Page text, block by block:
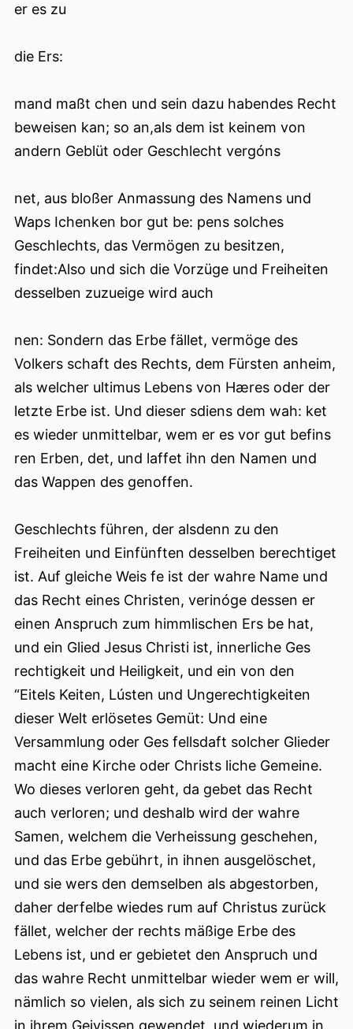
er es zu
die Ers:
mand maßt chen und sein dazu habendes Recht
beweisen kan; so an,als dem ist keinem von
andern Geblüt oder Geschlecht vergóns
net, aus bloßer Anmassung des Namens und
Waps Ichenken bor gut be: pens solches
Geschlechts, das Vermögen zu besitzen,
findet:Also und sich die Vorzüge und Freiheiten
desselben zuzueige wird auch
nen: Sondern das Erbe fället, vermöge des
Volkers schaft des Rechts, dem Fürsten anheim,
als welcher ultimus Lebens von Hæres oder der
letzte Erbe ist. Und dieser sdiens dem wah: ket
es wieder unmittelbar, wem er es vor gut befins
ren Erben, det, und laffet ihn den Namen und
das Wappen des genoffen.
Geschlechts führen, der alsdenn zu den
Freiheiten und Einfünften desselben berechtiget
ist. Auf gleiche Weis fe ist der wahre Name und
das Recht eines Christen, verinóge dessen er
einen Anspruch zum himmlischen Ers be hat,
und ein Glied Jesus Christi ist, innerliche Ges
rechtigkeit und Heiligkeit, und ein von den
“Eitels Keiten, Lústen und Ungerechtigkeiten
dieser Welt erlösetes Gemüt: Und eine
Versammlung oder Ges fellsdaft solcher Glieder
macht eine Kirche oder Christs liche Gemeine.
Wo dieses verloren geht, da gebet das Recht
auch verloren; und deshalb wird der wahre
Samen, welchem die Verheissung geschehen,
und das Erbe gebührt, in ihnen ausgelöschet,
und sie wers den demselben als abgestorben,
daher derfelbe wiedes rum auf Christus zurück
fället, welcher der rechts mäßige Erbe des
Lebens ist, und er gebietet den Anspruch und
das wahre Recht unmittelbar wieder wem er will,
nämlich so vielen, als sich zu seinem reinen Licht
in ihrem Geivissen gewendet, und wiederum in